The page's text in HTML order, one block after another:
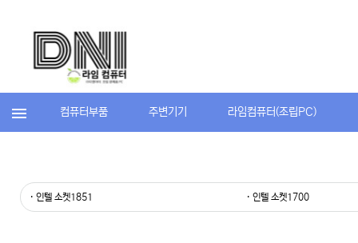
컴퓨터부품 주변기기 라임컴퓨터(조립PC)
· 인텔 소켓1851 · 인텔 소켓1700